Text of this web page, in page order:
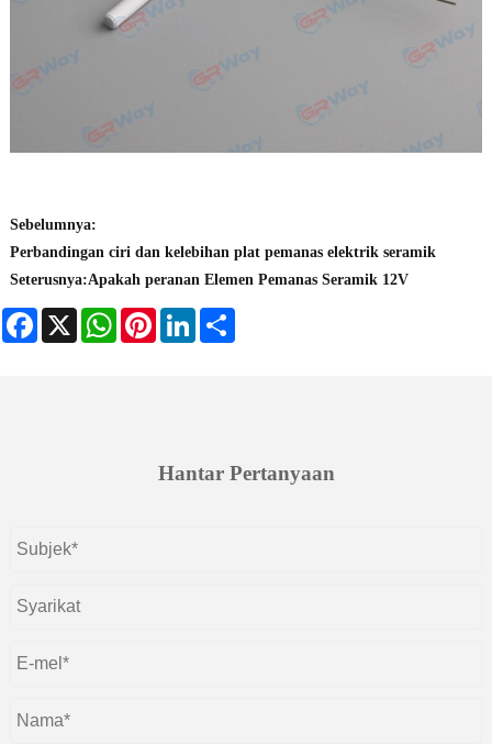
Sebelumnya:
Perbandingan ciri dan kelebihan plat pemanas elektrik seramik
Seterusnya:Apakah peranan Elemen Pemanas Seramik 12V
Facebook
X WhatsAppPinterestLinkedIn
Hantar Pertanyaan